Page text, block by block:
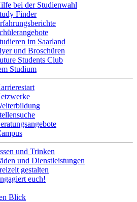
bei der Studienwahl
Finder
im Saarland
und Broschüren
Students Club
Studium
und Trinken
und Dienstleistungen
gestalten
euch!
Blick